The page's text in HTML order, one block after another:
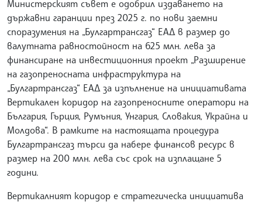
Министерският съвет e одобрил издаването на
държавни гаранции през 2025 г. по нови заемни
споразумения на „Булгартрансгаз“ ЕАД в размер до
валутната равностойност на 625 млн. лева за
финансиране на инвестиционния проект „Разширение
на газопреносната инфраструктура на
„Булгартрансгаз“ ЕАД за изпълнение на инициативата
Вертикален коридор на газопреносните оператори на
България, Гърция, Румъния, Унгария, Словакия, Украйна и
Молдова“. В рамките на настоящата процедура
Булгартрансгаз търси да набере финансов ресурс в
размер на 200 млн. лева със срок на изплащане 5
години.
Вертикалният коридор е стратегическа инициатива